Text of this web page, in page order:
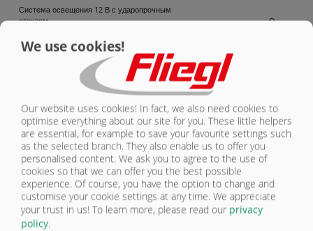
Система освещения 12 В с ударопрочным
стеклом
O
Противоподкатный брус с механическим
Неподвижный противоподкатный брус
Противоподкатный брус с гидравлическим
складыванием
Защита от бокового удара
Камера заднего обзора O
Камера видеонаблюдения
We use cookies!
Our website uses cookies! In fact, we also need cookies to
optimise everything about our site for you. These little helpers
are essential, for example to save your favourite settings such
as the selected branch. They also enable us to offer you
personalised content. We ask you to agree to the use of
cookies so that we can offer you the best possible
experience. Of course, you have the option to change and
customise your cookie settings at any time. We appreciate
your trust in us! To learn more, please read our privacy
policy.